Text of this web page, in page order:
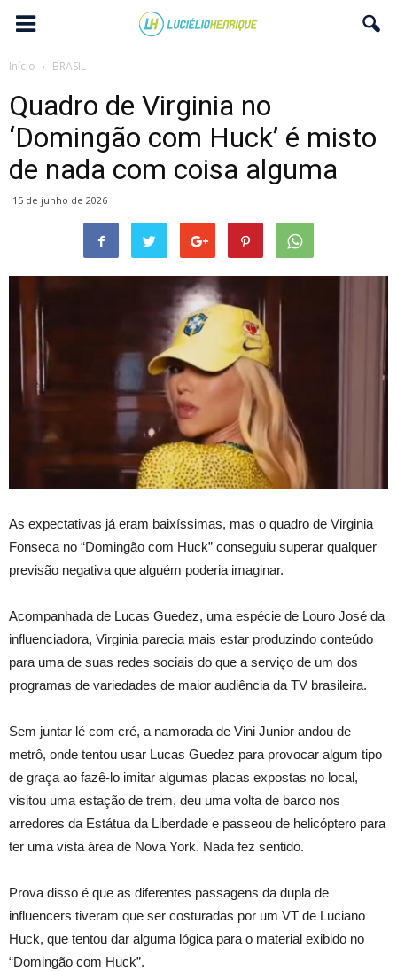
Início BRASIL
Quadro de Virginia no
‘Domingão com Huck’ é misto
de nada com coisa alguma
15 de junho de 2026
As expectativas já eram baixíssimas, mas o quadro de Virginia
Fonseca no “Domingão com Huck” conseguiu superar qualquer
previsão negativa que alguém poderia imaginar.
Acompanhada de Lucas Guedez, uma espécie de Louro José da
influenciadora, Virginia parecia mais estar produzindo conteúdo
para uma de suas redes sociais do que a serviço de um dos
programas de variedades de maior audiência da TV brasileira.
Sem juntar lé com cré, a namorada de Vini Junior andou de
metrô, onde tentou usar Lucas Guedez para provocar algum tipo
de graça ao fazê-lo imitar algumas placas expostas no local,
visitou uma estação de trem, deu uma volta de barco nos
arredores da Estátua da Liberdade e passeou de helicóptero para
ter uma vista área de Nova York. Nada fez sentido.
Prova disso é que as diferentes passagens da dupla de
influencers tiveram que ser costuradas por um VT de Luciano
Huck, que tentou dar alguma lógica para o material exibido no
“Domingão com Huck”.